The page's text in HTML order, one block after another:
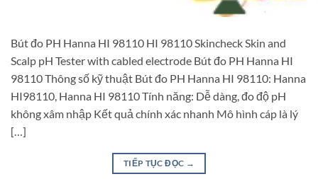
Bút đo PH Hanna HI 98110 HI 98110 Skincheck Skin and
Scalp pH Tester with cabled electrode Bút đo PH Hanna HI
98110 Thông số kỹ thuật Bút đo PH Hanna HI 98110: Hanna
HI98110, Hanna HI 98110 Tính năng: Dễ dàng, đo độ pH
không xâm nhập Kết quả chính xác nhanh Mô hình cáp là lý
[…]
TIẾP TỤC ĐỌC →